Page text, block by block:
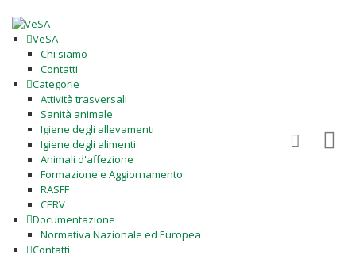
VeSA
Chi siamo
Contatti
Categorie
Attività trasversali
Sanità animale
Igiene degli allevamenti
Igiene degli alimenti
Animali d'affezione
Formazione e Aggiornamento
RASFF
CERV
Documentazione
Normativa Nazionale ed Europea
Contatti